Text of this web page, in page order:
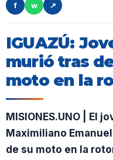
f
w ↗
IGUAZÚ:
murió tras
moto en la
MISIONES.UNO | El
Maximiliano
de su moto en la